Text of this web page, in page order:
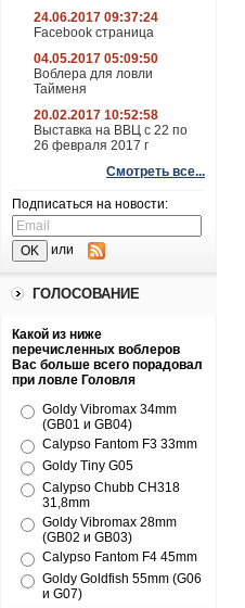
24.06.2017 09:37:24
Facebook страница
04.05.2017 05:09:50
Воблера для ловли
Тайменя
20.02.2017 10:52:58
Выставка на ВВЦ с 22 по
26 февраля 2017 г
Смотреть все...
Подписаться на новости:
или
ГОЛОСОВАНИЕ
Какой из ниже
перечисленных воблеров
Вас больше всего порадовал
при ловле Головля
Goldy Vibromax 34mm
(GB01 и GB04)
Calypso Fantom F3 33mm
Goldy Tiny G05
Calypso Chubb CH318
31,8mm
Goldy Vibromax 28mm
(GB02 и GB03)
Calypso Fantom F4 45mm
Goldy Goldfish 55mm (G06
и G07)